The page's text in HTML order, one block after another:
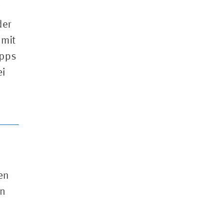
mit